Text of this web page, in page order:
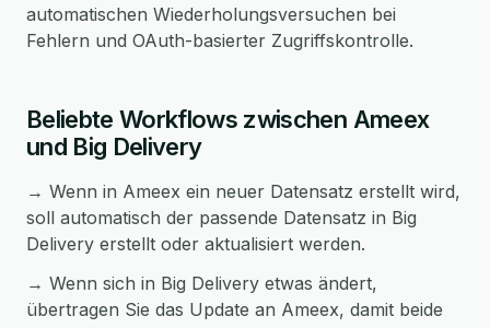
automatischen Wiederholungsversuchen bei
Fehlern und OAuth-basierter Zugriffskontrolle.
Beliebte Workflows zwischen Ameex
und Big Delivery
→ Wenn in Ameex ein neuer Datensatz erstellt wird,
soll automatisch der passende Datensatz in Big
Delivery erstellt oder aktualisiert werden.
→ Wenn sich in Big Delivery etwas ändert,
übertragen Sie das Update an Ameex, damit beide